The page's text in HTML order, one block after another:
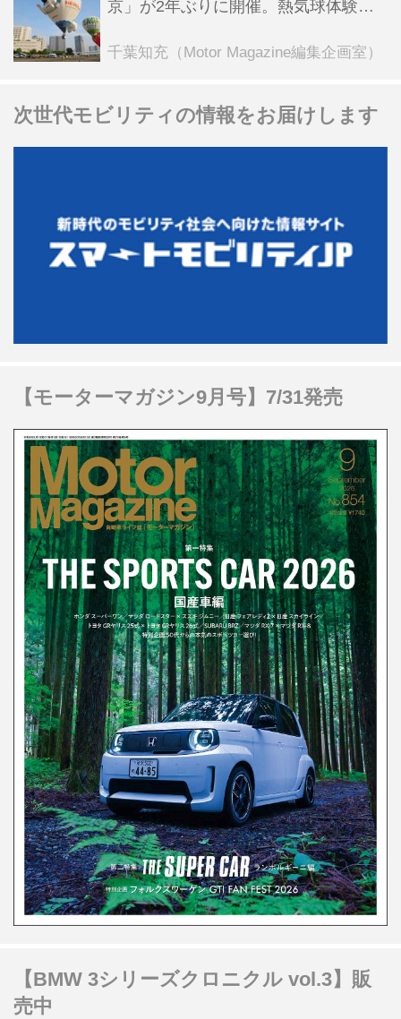
京」が2年ぶりに開催。熱気球体験搭
ンテンツも
千葉知充（Motor Magazine編集企画室）
次世代モビリティの情報をお届けします
【モーターマガジン9月号】7/31発売
【BMW 3シリーズクロニクル vol.3】販
売中